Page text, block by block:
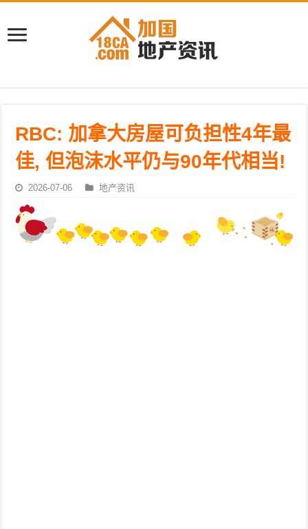
RBC: 加拿大房屋可负担性4年最
佳, 但泡沫水平仍与90年代相当!
2026-07-06 地产资讯